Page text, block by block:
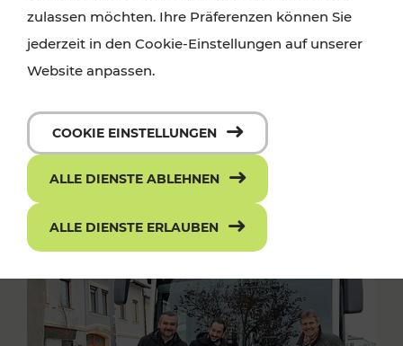
zulassen möchten. Ihre Präferenzen können Sie
jederzeit in den Cookie-Einstellungen auf unserer
Website anpassen.
COOKIE EINSTELLUNGEN
ALLE DIENSTE ABLEHNEN
ALLE DIENSTE ERLAUBEN